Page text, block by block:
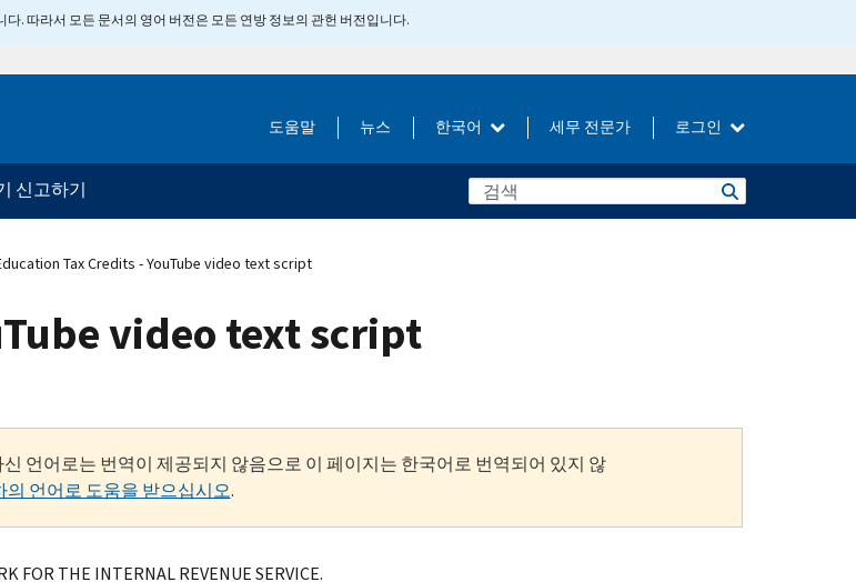
. 따라서 모든 문서의 영어 버전은 모든 연방 정보의 관헌 버전입니다.
도움말 뉴스 한국어 세무 전문가 로그인
신고하기
Tax Credits - YouTube video text script
video text script
언어로는 번역이 제공되지 않음으로 이 페이지는 한국어로 번역되어 있지 않
의 언어로 도움을 받으십시오.
FOR THE INTERNAL REVENUE SERVICE.